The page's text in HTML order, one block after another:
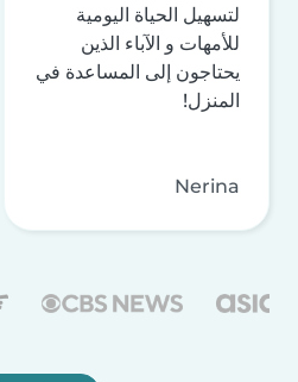
لتسهيل الحياة اليومية
للأمهات و الآباء الذين
يحتاجون إلى المساعدة في
المنزل!
Nerina